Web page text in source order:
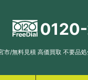
/無料見積 高価買取 不要品処